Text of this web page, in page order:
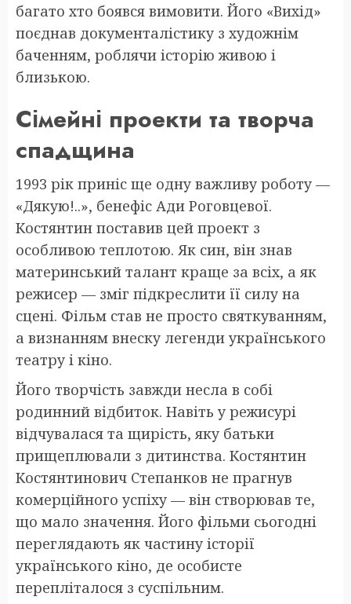
багато хто боявся вимовити. Його «Вихід»
поєднав документалістику з художнім
баченням, роблячи історію живою і
близькою.
Сімейні проекти та творча
спадщина
1993 рік приніс ще одну важливу роботу —
«Дякую!..», бенефіс Ади Роговцевої.
Костянтин поставив цей проект з
особливою теплотою. Як син, він знав
материнський талант краще за всіх, а як
режисер — зміг підкреслити її силу на
сцені. Фільм став не просто святкуванням,
а визнанням внеску легенди українського
театру і кіно.
Його творчість завжди несла в собі
родинний відбиток. Навіть у режисурі
відчувалася та щирість, яку батьки
прищеплювали з дитинства. Костянтин
Костянтинович Степанков не прагнув
комерційного успіху — він створював те,
що мало значення. Його фільми сьогодні
переглядають як частину історії
українського кіно, де особисте
перепліталося з суспільним.